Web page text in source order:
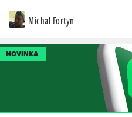
Michal Fortyn
NOVINKA